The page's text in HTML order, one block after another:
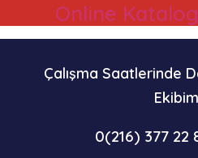
Online Katalog
Çalışma Saatlerinde
0(216) 377